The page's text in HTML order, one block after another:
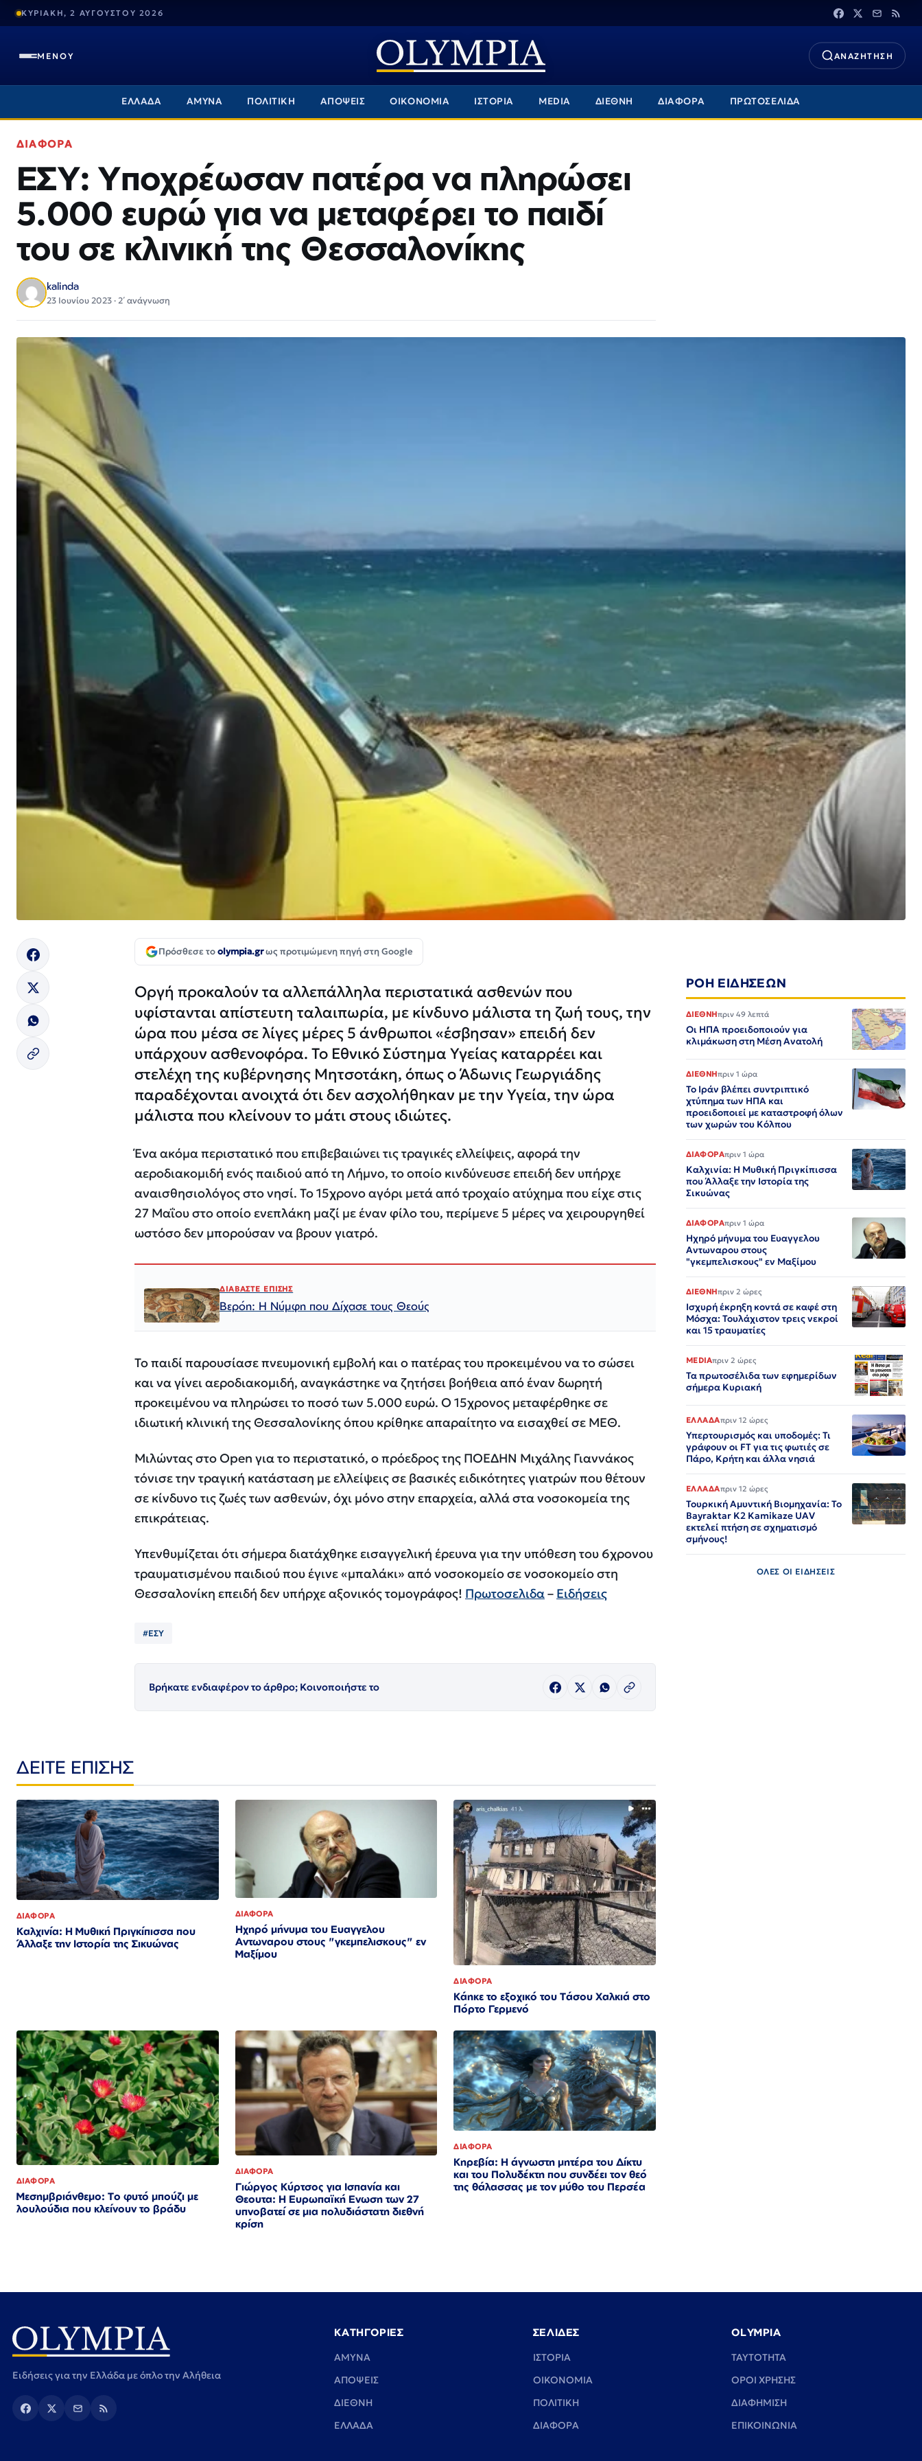
ΚΥΡΙΑΚΗ, 2 ΑΥΓΟΥΣΤΟΥ 2026
ΜΕΝΟΥ ΑΝΑΖΗΤΗΣΗ
ΕΛΛΑΔΑ ΑΜΥΝΑ ΠΟΛΙΤΙΚΗ ΑΠΟΨΕΙΣ ΟΙΚΟΝΟΜΙΑ ΙΣΤΟΡΙΑ MEDIA ΔΙΕΘΝΗ ΔΙΑΦΟΡΑ ΠΡΩΤΟΣΕΛΙΔΑ
ΔΙΑΦΟΡΑ
ΕΣΥ: Υποχρέωσαν πατέρα να πληρώσει
5.000 ευρώ για να μεταφέρει το παιδί
του σε κλινική της Θεσσαλονίκης
kalinda
23 Ιουνίου 2023 · 2΄ ανάγνωση
Πρόσθεσε τοolympia.grως προτιμώμενη πηγή στη Google
Οργή προκαλούν τα αλλεπάλληλα περιστατικά ασθενών που
υφίστανται απίστευτη ταλαιπωρία, με κίνδυνο μάλιστα τη ζωή τους, την
ώρα που μέσα σε λίγες μέρες 5 άνθρωποι «έσβησαν» επειδή δεν
υπάρχουν ασθενοφόρα. Το Εθνικό Σύστημα Υγείας καταρρέει και
στελέχη της κυβέρνησης Μητσοτάκη, όπως ο Άδωνις Γεωργιάδης
παραδέχονται ανοιχτά ότι δεν ασχολήθηκαν με την Υγεία, την ώρα
μάλιστα που κλείνουν το μάτι στους ιδιώτες.
Ένα ακόμα περιστατικό που επιβεβαιώνει τις τραγικές ελλείψεις, αφορά την
αεροδιακομιδή ενός παιδιού από τη Λήμνο, το οποίο κινδύνευσε επειδή δεν υπήρχε
αναισθησιολόγος στο νησί. Το 15χρονο αγόρι μετά από τροχαίο ατύχημα που είχε στις
27 Μαΐου στο οποίο ενεπλάκη μαζί με έναν φίλο του, περίμενε 5 μέρες να χειρουργηθεί
ωστόσο δεν μπορούσαν να βρουν γιατρό.
ΔΙΑΒΑΣΤΕ ΕΠΙΣΗΣ
Βερόη: Η Νύμφη που Δίχασε τους Θεούς
Το παιδί παρουσίασε πνευμονική εμβολή και ο πατέρας του προκειμένου να το σώσει
και να γίνει αεροδιακομιδή, αναγκάστηκε να ζητήσει βοήθεια από έναν δωρητή
προκειμένου να πληρώσει το ποσό των 5.000 ευρώ. Ο 15χρονος μεταφέρθηκε σε
ιδιωτική κλινική της Θεσσαλονίκης όπου κρίθηκε απαραίτητο να εισαχθεί σε ΜΕΘ.
Μιλώντας στο Open για το περιστατικό, ο πρόεδρος της ΠΟΕΔΗΝ Μιχάλης Γιαννάκος
τόνισε την τραγική κατάσταση με ελλείψεις σε βασικές ειδικότητες γιατρών που θέτουν
σε κίνδυνο τις ζωές των ασθενών, όχι μόνο στην επαρχεία, αλλά στα νοσοκομεία της
επικράτειας.
Υπενθυμίζεται ότι σήμερα διατάχθηκε εισαγγελική έρευνα για την υπόθεση του 6χρονου
τραυματισμένου παιδιού που έγινε «μπαλάκι» από νοσοκομείο σε νοσοκομείο στη
Θεσσαλονίκη επειδή δεν υπήρχε αξονικός τομογράφος! Πρωτοσελιδα– Ειδήσεις
#ΕΣΥ
Βρήκατε ενδιαφέρον το άρθρο; Κοινοποιήστε το
ΔΕΙΤΕ ΕΠΙΣΗΣ
ΔΙΑΦΟΡΑ
Καλχινία: Η Μυθική Πριγκίπισσα που
Άλλαξε την Ιστορία της Σικυώνας
ΔΙΑΦΟΡΑ
Ηχηρό μήνυμα του Ευαγγελου
Αντωναρου στους "γκεμπελισκους" εν
Μαξίμου
ΔΙΑΦΟΡΑ
Κάηκε το εξοχικό του Τάσου Χαλκιά στο
Πόρτο Γερμενό
ΔΙΑΦΟΡΑ
Μεσημβριάνθεμο: Το φυτό μπούζι με
λουλούδια που κλείνουν το βράδυ
ΔΙΑΦΟΡΑ
Γιώργος Κύρτσος για Ισπανία και
Θεουτα: Η Ευρωπαϊκή Ενωση των 27
υπνοβατεί σε μια πολυδιάστατη διεθνή
κρίση
ΔΙΑΦΟΡΑ
Κηρεβία: Η άγνωστη μητέρα του Δίκτυ
και του Πολυδέκτη που συνδέει τον θεό
της θάλασσας με τον μύθο του Περσέα
ΡΟΗ ΕΙΔΗΣΕΩΝ
ΔΙΕΘΝΗπριν 49 λεπτά
Οι ΗΠΑ προειδοποιούν για
κλιμάκωση στη Μέση Ανατολή
ΔΙΕΘΝΗπριν 1 ώρα
Το Ιράν βλέπει συντριπτικό
χτύπημα των ΗΠΑ και
προειδοποιεί με καταστροφή όλων
των χωρών του Κόλπου
ΔΙΑΦΟΡΑπριν 1 ώρα
Καλχινία: Η Μυθική Πριγκίπισσα
που Άλλαξε την Ιστορία της
Σικυώνας
ΔΙΑΦΟΡΑπριν 1 ώρα
Ηχηρό μήνυμα του Ευαγγελου
Αντωναρου στους
"γκεμπελισκους" εν Μαξίμου
ΔΙΕΘΝΗπριν 2 ώρες
Ισχυρή έκρηξη κοντά σε καφέ στη
Μόσχα: Τουλάχιστον τρεις νεκροί
και 15 τραυματίες
MEDIAπριν 2 ώρες
Τα πρωτοσέλιδα των εφημερίδων
σήμερα Κυριακή
ΕΛΛΑΔΑπριν 12 ώρες
Υπερτουρισμός και υποδομές: Τι
γράφουν οι FT για τις φωτιές σε
Πάρο, Κρήτη και άλλα νησιά
ΕΛΛΑΔΑπριν 12 ώρες
Τουρκική Αμυντική Βιομηχανία: Το
Bayraktar K2 Kamikaze UAV
εκτελεί πτήση σε σχηματισμό
σμήνους!
ΟΛΕΣ ΟΙ ΕΙΔΗΣΕΙΣ
Ειδήσεις για την Ελλάδα με όπλο την Αλήθεια
ΚΑΤΗΓΟΡΙΕΣ
ΑΜΥΝΑ
ΑΠΟΨΕΙΣ
ΔΙΕΘΝΗ
ΕΛΛΑΔΑ
ΣΕΛΙΔΕΣ
ΙΣΤΟΡΙΑ
ΟΙΚΟΝΟΜΙΑ
ΠΟΛΙΤΙΚΗ
ΔΙΑΦΟΡΑ
OLYMPIA
TAYTOTHTA
ΟΡΟΙ ΧΡΗΣΗΣ
ΔΙΑΦΗΜΙΣΗ
ΕΠΙΚΟΙΝΩΝΙΑ